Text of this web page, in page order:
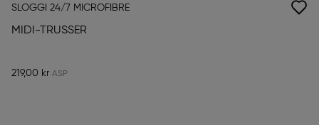
SLOGGI 24/7 MICROFIBRE
MIDI-TRUSSER
219,00 kr